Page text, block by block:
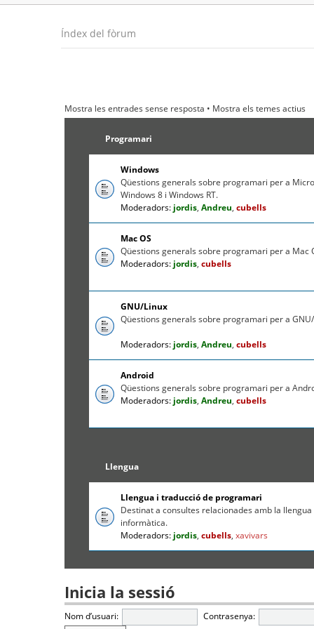
Índex del fòrum
Mostra les entrades sense resposta • Mostra els temes actius
Programari
Windows
Qüestions generals sobre programari per a
Windows 8 i Windows RT.
Moderadors: jordis, Andreu, cubells
Mac OS
Qüestions generals sobre programari per a Mac
Moderadors: jordis, cubells
GNU/Linux
Qüestions generals sobre programari per a
Moderadors: jordis, Andreu, cubells
Android
Qüestions generals sobre programari per a
Moderadors: jordis, Andreu, cubells
Llengua
Llengua i traducció de programari
Destinat a consultes relacionades amb la
informàtica.
Moderadors: jordis, cubells, xavivars
Inicia la sessió
Nom d’usuari: Contrasenya: